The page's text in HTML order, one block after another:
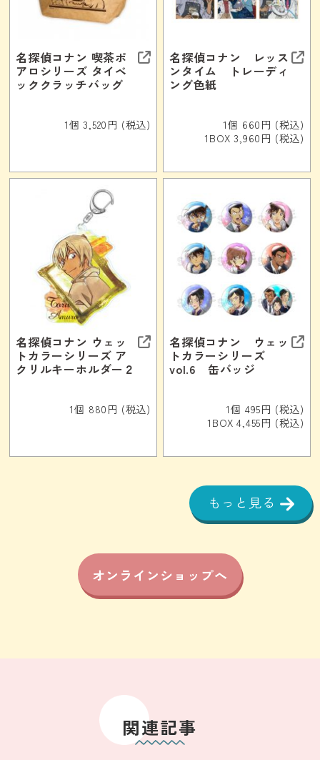
名探偵コナン 喫茶ポ
アロシリーズ タイベ
ッククラッチバッグ
1個 3,520円 (税込)
名探偵コナン レッス
ンタイム トレーディ
ング色紙
1個 660円 (税込)
1BOX 3,960円 (税込)
名探偵コナン ウェッ
トカラーシリーズ ア
クリルキーホルダー２
1個 880円 (税込)
名探偵コナン ウェッ
トカラーシリーズ
vol.6 缶バッジ
1個 495円 (税込)
1BOX 4,455円 (税込)
もっと見る
オンラインショップへ
関連記事